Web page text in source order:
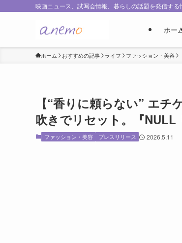
映画ニュース、試写会情報、暮らしの話題を発信する
ホー
ホーム おすすめの記事 ライフ ファッション・美容
【“香りに頼らない” エ
吹きでリセット。『NULL
ファッション・美容 プレスリリース 2026.5.11